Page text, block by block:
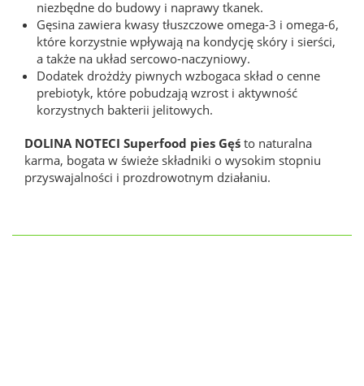
niezbędne do budowy i naprawy tkanek.
Gęsina zawiera kwasy tłuszczowe omega-3 i omega-6,
które korzystnie wpływają na kondycję skóry i sierści,
a także na układ sercowo-naczyniowy.
Dodatek drożdży piwnych wzbogaca skład o cenne
prebiotyk, które pobudzają wzrost i aktywność
korzystnych bakterii jelitowych.
DOLINA NOTECI Superfood pies Gęś to naturalna
karma, bogata w świeże składniki o wysokim stopniu
przyswajalności i prozdrowotnym działaniu.